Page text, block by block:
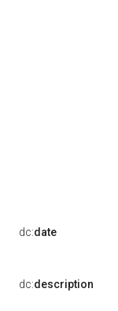
dc:date
dc:description